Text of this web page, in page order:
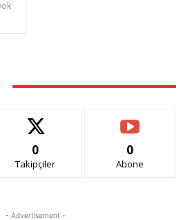
0
Takipçiler
0
Abone
- Advertisement -